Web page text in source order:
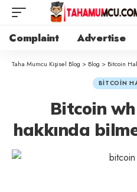
Complaint Advertise
Taha Mumcu Kişisel Blog > Blog > Bitcoin
BITCOIN
Bitcoin
hakkında